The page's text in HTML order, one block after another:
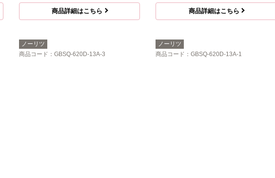
商品詳細はこちら 商品詳細はこちら
ノーリツ
商品コード ：GBSQ-620D-13A-3
ノーリツ
商品コード ：GBSQ-620D-13A-1